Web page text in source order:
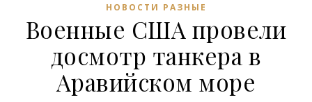
НОВОСТИ РАЗНЫЕ
Военные США провели
досмотр танкера в
Аравийском море